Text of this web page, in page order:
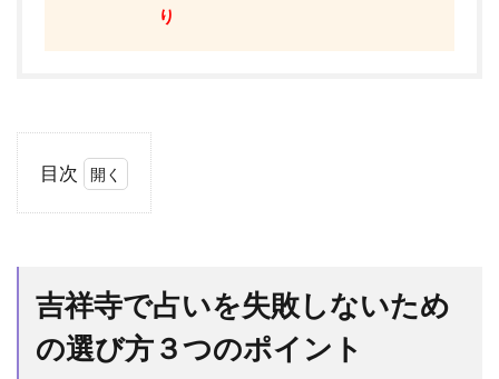
り
目次
で
占
い
吉祥寺で占いを失敗しないため
の選び方３つのポイント